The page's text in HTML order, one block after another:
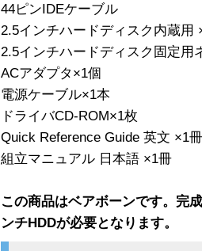
44ピンIDEケーブル
2.5インチハードディスク内蔵用
2.5インチハードディスク固定用
ACアダプタ×1個
電源ケーブル×1本
ドライバCD-ROM×1枚
Quick Reference Guide 英文 ×1冊
組立マニュアル 日本語 ×1冊
この商品はベアボーンです。完
ンチHDDが必要となります。